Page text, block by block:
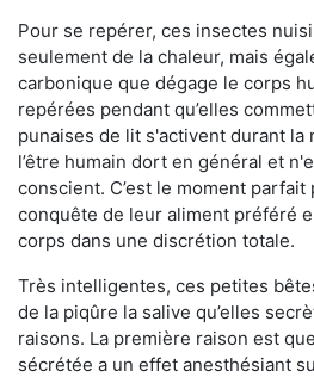
Pour se repérer, ces insectes
seulement de la chaleur, mais
carbonique que dégage le corps
repérées pendant qu’elles
punaises de lit s'activent durant la
l’être humain dort en général et
conscient. C’est le moment
conquête de leur aliment préféré
corps dans une discrétion totale.
Très intelligentes, ces petites
de la piqûre la salive qu’elles
raisons. La première raison est
sécrétée a un effet anesthésiant